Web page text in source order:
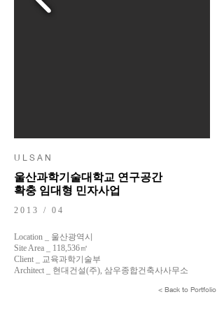
U L S A N
울산과학기술대학교 연구공간
확충 임대형 민자사업
2013 / 04
Location _ 울산광역시
Site Area _ 118,536㎡
Client _ 교육과학기술부
Architect _ 현대건설(주), 삼우종합건축사사무소
< Back to Portfolio